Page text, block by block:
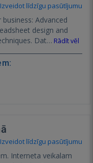
Izveidot līdzīgu pasūtījumu
Advanced
Dat… Rādīt vēl
Izveidot līdzīgu pasūtījumu